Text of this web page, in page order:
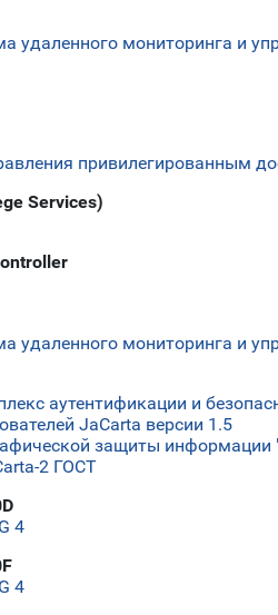
удаленного мониторинга и
привилегированным
Services)
удаленного мониторинга и
аутентификации и
JaCarta версии 1.5
защиты информации
2 ГОСТ
4
4